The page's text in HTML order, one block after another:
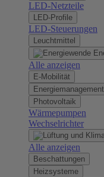
LED-Netzteile
LED-Profile
LED-Steuerungen
Leuchtmittel
Alle anzeigen
E-Mobilität
Energiemanagement
Photovoltaik
Wärmepumpen
Wechselrichter
Alle anzeigen
Beschattungen
Heizsysteme